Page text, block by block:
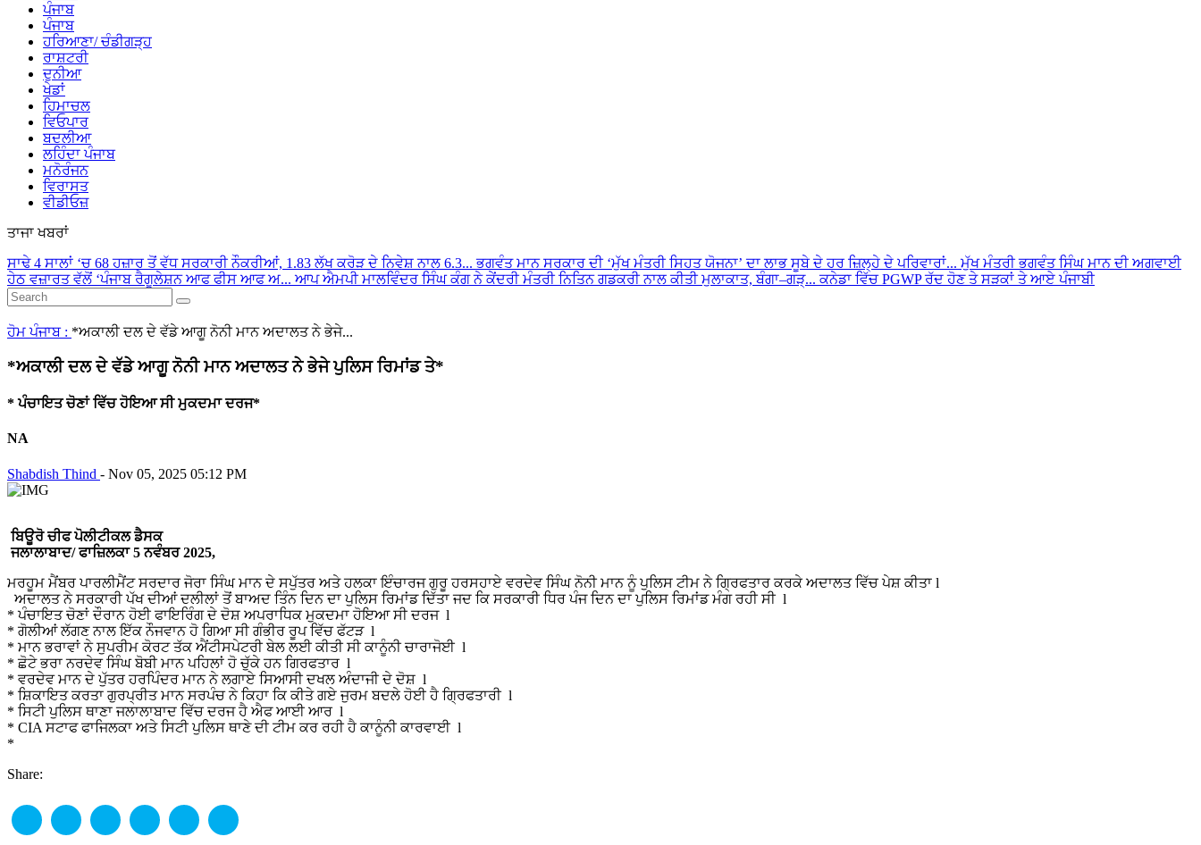
ਪੰਜਾਬ
ਪੰਜਾਬ
ਹਰਿਆਣਾ/ ਚੰਡੀਗੜ੍ਹ
ਰਾਸ਼ਟਰੀ
ਦੁਨੀਆ
ਖੇਡਾਂ
ਹਿਮਾਚਲ
ਵਿਓਪਾਰ
ਬਦਲੀਆ
ਲਹਿੰਦਾ ਪੰਜਾਬ
ਮਨੋਰੰਜਨ
ਵਿਰਾਸਤ
ਵੀਡੀਓਜ਼
ਤਾਜਾ ਖਬਰਾਂ
ਸਾਢੇ 4 ਸਾਲਾਂ ‘ਚ 68 ਹਜ਼ਾਰ ਤੋਂ ਵੱਧ ਸਰਕਾਰੀ ਨੌਕਰੀਆਂ, 1.83 ਲੱਖ ਕਰੋੜ ਦੇ ਨਿਵੇਸ਼ ਨਾਲ 6.3...ਭਗਵੰਤ ਮਾਨ ਸਰਕਾਰ ਦੀ ‘ਮੁੱਖ ਮੰਤਰੀ ਸਿਹਤ ਯੋਜਨਾ’ ਦਾ ਲਾਭ ਸੂਬੇ ਦੇ ਹਰ ਜ਼ਿਲ੍ਹੇ ਦੇ ਪਰਿਵਾਰਾਂ... ਮੁੱਖ ਮੰਤਰੀ ਭਗਵੰਤ ਸਿੰਘ ਮਾਨ ਦੀ ਅਗਵਾਈ
ਹੇਠ ਵਜ਼ਾਰਤ ਵੱਲੋਂ ‘ਪੰਜਾਬ ਰੈਗੂਲੇਸ਼ਨ ਆਫ ਫੀਸ ਆਫ ਅ... ਆਪ ਐਮਪੀ ਮਾਲਵਿੰਦਰ ਸਿੰਘ ਕੰਗ ਨੇ ਕੇਂਦਰੀ ਮੰਤਰੀ ਨਿਤਿਨ ਗਡਕਰੀ ਨਾਲ ਕੀਤੀ ਮੁਲਾਕਾਤ, ਬੰਗਾ–ਗੜ੍...ਕਨੇਡਾ ਵਿੱਚ PGWP ਰੱਦ ਹੋਣ ਤੇ ਸੜਕਾਂ ਤੇ ਆਏ ਪੰਜਾਬੀ
ਹੋਮਪੰਜਾਬ : *ਅਕਾਲੀ ਦਲ ਦੇ ਵੱਡੇ ਆਗੂ ਨੋਨੀ ਮਾਨ ਅਦਾਲਤ ਨੇ ਭੇਜੇ...
*ਅਕਾਲੀ ਦਲ ਦੇ ਵੱਡੇ ਆਗੂ ਨੋਨੀ ਮਾਨ ਅਦਾਲਤ ਨੇ ਭੇਜੇ ਪੁਲਿਸ ਰਿਮਾਂਡ ਤੇ*
* ਪੰਚਾਇਤ ਚੋਣਾਂ ਵਿੱਚ ਹੋਇਆ ਸੀ ਮੁਕਦਮਾ ਦਰਜ*
NA
Shabdish Thind - Nov 05, 2025 05:12 PM
ਬਿਊਰੋ ਚੀਫ ਪੋਲੀਟੀਕਲ ਡੈਸਕ
ਜਲਾਲਾਬਾਦ/ ਫਾਜ਼ਿਲਕਾ 5 ਨਵੰਬਰ 2025,
ਮਰਹੂਮ ਮੈਂਬਰ ਪਾਰਲੀਮੈਂਟ ਸਰਦਾਰ ਜੋਰਾ ਸਿੰਘ ਮਾਨ ਦੇ ਸਪੁੱਤਰ ਅਤੇ ਹਲਕਾ ਇੰਚਾਰਜ ਗੁਰੂ ਹਰਸਹਾਏ ਵਰਦੇਵ ਸਿੰਘ ਨੋਨੀ ਮਾਨ ਨੂੰ ਪੁਲਿਸ ਟੀਮ ਨੇ ਗ੍ਰਿਫਤਾਰ ਕਰਕੇ ਅਦਾਲਤ ਵਿੱਚ ਪੇਸ਼ ਕੀਤਾ l
ਅਦਾਲਤ ਨੇ ਸਰਕਾਰੀ ਪੱਖ ਦੀਆਂ ਦਲੀਲਾਂ ਤੋਂ ਬਾਅਦ ਤਿੰਨ ਦਿਨ ਦਾ ਪੁਲਿਸ ਰਿਮਾਂਡ ਦਿੱਤਾ ਜਦ ਕਿ ਸਰਕਾਰੀ ਧਿਰ ਪੰਜ ਦਿਨ ਦਾ ਪੁਲਿਸ ਰਿਮਾਂਡ ਮੰਗ ਰਹੀ ਸੀ l
* ਪੰਚਾਇਤ ਚੋਣਾਂ ਦੌਰਾਨ ਹੋਈ ਫਾਇਰਿੰਗ ਦੇ ਦੋਸ਼ ਅਪਰਾਧਿਕ ਮੁਕਦਮਾ ਹੋਇਆ ਸੀ ਦਰਜ l
* ਗੋਲੀਆਂ ਲੱਗਣ ਨਾਲ ਇੱਕ ਨੌਜਵਾਨ ਹੋ ਗਿਆ ਸੀ ਗੰਭੀਰ ਰੂਪ ਵਿੱਚ ਫੱਟੜ l
* ਮਾਨ ਭਰਾਵਾਂ ਨੇ ਸੁਪਰੀਮ ਕੋਰਟ ਤੱਕ ਐਂਟੀਸਪੇਟਰੀ ਬੇਲ ਲਈ ਕੀਤੀ ਸੀ ਕਾਨੂੰਨੀ ਚਾਰਾਜੋਈ l
* ਛੋਟੇ ਭਰਾ ਨਰਦੇਵ ਸਿੰਘ ਬੋਬੀ ਮਾਨ ਪਹਿਲਾਂ ਹੋ ਚੁੱਕੇ ਹਨ ਗਿਰਫਤਾਰ l
* ਵਰਦੇਵ ਮਾਨ ਦੇ ਪੁੱਤਰ ਹਰਪਿੰਦਰ ਮਾਨ ਨੇ ਲਗਾਏ ਸਿਆਸੀ ਦਖਲ ਅੰਦਾਜੀ ਦੇ ਦੋਸ਼ l
* ਸ਼ਿਕਾਇਤ ਕਰਤਾ ਗੁਰਪ੍ਰੀਤ ਮਾਨ ਸਰਪੰਚ ਨੇ ਕਿਹਾ ਕਿ ਕੀਤੇ ਗਏ ਜੁਰਮ ਬਦਲੇ ਹੋਈ ਹੈ ਗ੍ਰਿਫਤਾਰੀ l
* ਸਿਟੀ ਪੁਲਿਸ ਥਾਣਾ ਜਲਾਲਾਬਾਦ ਵਿੱਚ ਦਰਜ ਹੈ ਐਫ ਆਈ ਆਰ l
* CIA ਸਟਾਫ ਫਾਜਿਲਕਾ ਅਤੇ ਸਿਟੀ ਪੁਲਿਸ ਥਾਣੇ ਦੀ ਟੀਮ ਕਰ ਰਹੀ ਹੈ ਕਾਨੂੰਨੀ ਕਾਰਵਾਈ l
*
Share: